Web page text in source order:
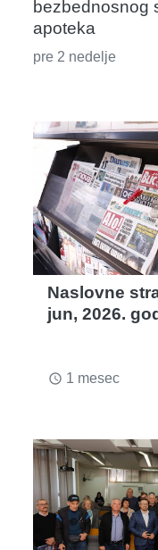
bezbednosnog
apoteka
pre 2 nedelje
Naslovne
jun, 2026.
access_time 1 mesec